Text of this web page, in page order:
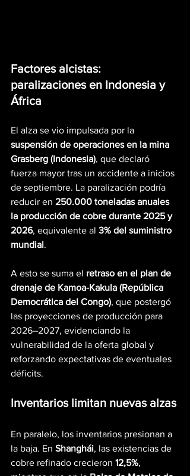
Factores alcistas:
paralizaciones en Indonesia y
África
El alza se vio impulsada por la
suspensión de operaciones en la mina
Grasberg (Indonesia), que declaró
fuerza mayor tras un accidente a inicios
de septiembre. La paralización podría
reducir en 250.000 toneladas anuales
la producción de cobre durante 2025 y
2026, equivalente al 3% del suministro
mundial.
A esto se suma el retraso en el plan de
drenaje de Kamoa-Kakula (República
Democrática del Congo), que postergó
las proyecciones de producción para
2026–2027, evidenciando la
vulnerabilidad de la oferta global y
reforzando expectativas de eventuales
déficits.
Inventarios limitan nuevas alzas
En paralelo, los inventarios presionan a
la baja. En Shanghái, las existencias de
cobre refinado crecieron 12,5%,